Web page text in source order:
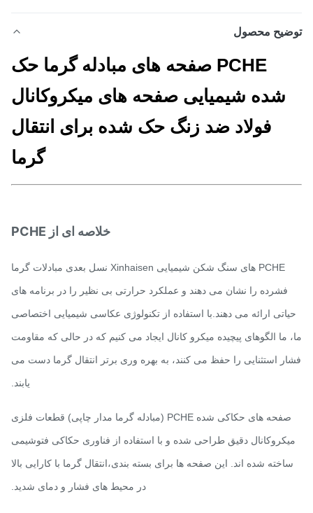
محصول
PCHE صفحه های مبادله گرما حک
شده شیمیایی صفحه های میکروکانال
فولاد ضد زنگ حک شده برای انتقال
گرما
خلاصه ای از PCHE
PCHE های سنگ شکن شیمیایی Xinhaisen نسل بعدی مبادلات گرما
فشرده را نشان می دهند و عملکرد حرارتی بی نظیر را در برنامه های
ارائه می دهند.با استفاده از تکنولوژی عکاسی شیمیایی اختصاصی
ما الگوهای پیچیده میکرو کانال ایجاد می کنیم که در حالی که مقاومت
استثنایی را حفظ می کنند، به بهره وری برتر انتقال گرما دست می
صفحه های حکاکی شده PCHE (مبادله گرما مدار چاپی) قطعات فلزی
دقیق طراحی شده و با استفاده از فناوری حکاکی فتوشیمی
شده اند. این صفحه ها برای بسته بندی،انتقال گرما با کارایی بالا
در محیط های فشار و دمای شدید.